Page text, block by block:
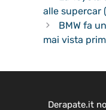
alle supercar
BMW fa
mai vista
Derapate.it